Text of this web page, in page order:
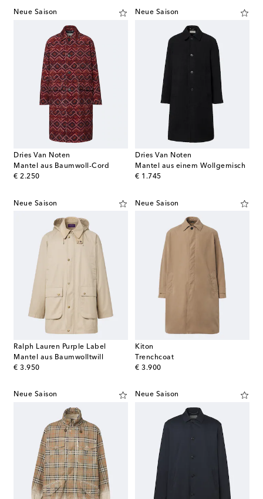
Neue Saison
Dries Van Noten
Mantel aus Baumwoll-Cord
€ 2.250
original price
Neue Saison
Dries Van Noten
Mantel aus einem Wollgemisch
€ 1.745
original price
Neue Saison
Ralph Lauren Purple Label
Mantel aus Baumwolltwill
€ 3.950
original price
Neue Saison
Kiton
Trenchcoat
€ 3.900
original price
Neue Saison Neue Saison